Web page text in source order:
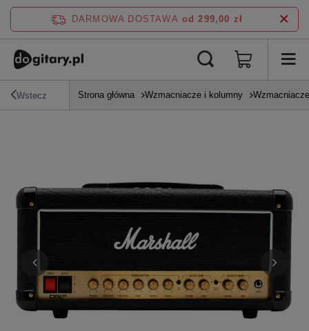
DARMOWA DOSTAWA od 299,00 zł
Wstecz Strona główna Wzmacniacze i kolumny